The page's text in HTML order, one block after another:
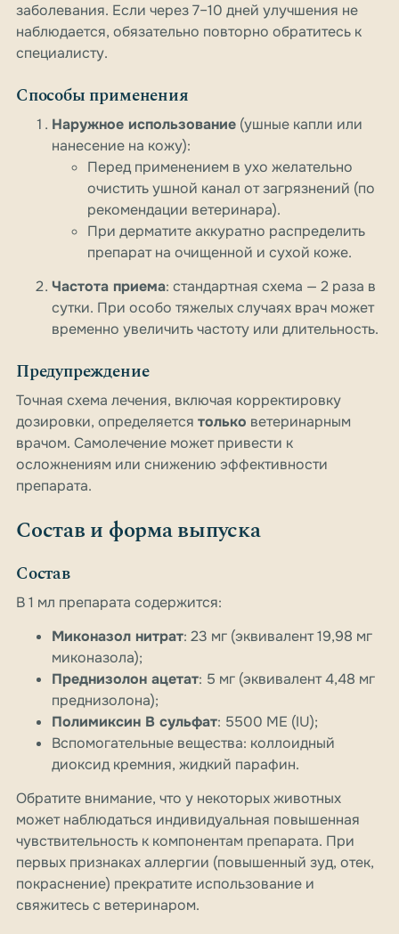
заболевания. Если через 7–10 дней улучшения не
наблюдается, обязательно повторно обратитесь к
специалисту.
Способы применения
Наружное использование (ушные капли или
нанесение на кожу):
Перед применением в ухо желательно
очистить ушной канал от загрязнений (по
рекомендации ветеринара).
При дерматите аккуратно распределить
препарат на очищенной и сухой коже.
Частота приема: стандартная схема — 2 раза в
сутки. При особо тяжелых случаях врач может
временно увеличить частоту или длительность.
Предупреждение
Точная схема лечения, включая корректировку
дозировки, определяется только ветеринарным
врачом. Самолечение может привести к
осложнениям или снижению эффективности
препарата.
Состав и форма выпуска
Состав
В 1 мл препарата содержится:
Миконазол нитрат: 23 мг (эквивалент 19,98 мг
миконазола);
Преднизолон ацетат: 5 мг (эквивалент 4,48 мг
преднизолона);
Полимиксин B сульфат: 5500 МЕ (IU);
Вспомогательные вещества: коллоидный
диоксид кремния, жидкий парафин.
Обратите внимание, что у некоторых животных
может наблюдаться индивидуальная повышенная
чувствительность к компонентам препарата. При
первых признаках аллергии (повышенный зуд, отек,
покраснение) прекратите использование и
свяжитесь с ветеринаром.